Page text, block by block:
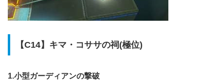
【C14】キマ・コササの祠(極位)
1.小型ガーディアンの撃破